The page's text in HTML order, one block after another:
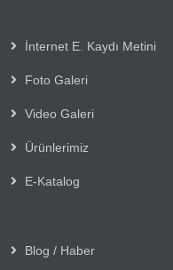
İnternet E. Kaydı Metini
Foto Galeri
Video Galeri
Ürünlerimiz
E-Katalog
Blog / Haber